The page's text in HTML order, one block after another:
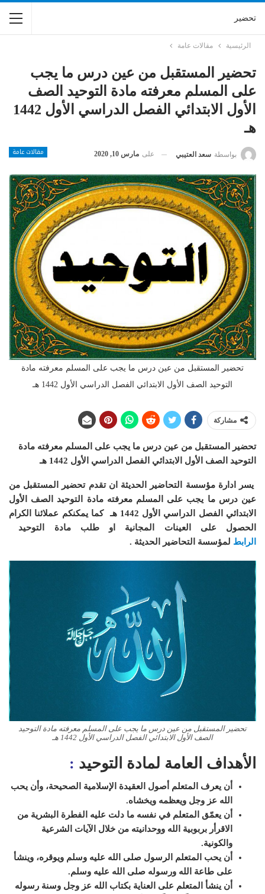
تحضير
الرئيسية مقالات عامة
تحضير المستقبل من عين درس ما يجب
على المسلم معرفته مادة التوحيد الصف
الأول الابتدائي الفصل الدراسي الأول 1442
هـ
مقالات عامة بواسطة سعد العتيبي على مارس 10, 2020
تحضير المستقبل من عين درس ما يجب على المسلم معرفته مادة
التوحيد الصف الأول الابتدائي الفصل الدراسي الأول 1442 هـ
مشاركة
تحضير المستقبل من عين درس ما يجب على المسلم معرفته مادة
التوحيد الصف الأول الابتدائي الفصل الدراسي الأول 1442 هـ
يسر ادارة مؤسسة التحاضير الحديثة ان تقدم تحضير المستقبل من
عين درس ما يجب على المسلم معرفته مادة التوحيد الصف الأول
الابتدائي الفصل الدراسي الأول 1442 هـ
كما يمكنكم عملائنا الكرام
الحصول على العينات المجانية او طلب مادة التوحيد
الرابط لمؤسسة التحاضير الحديثة .
تحضير المستقبل من عين درس ما يجب على المسلم معرفته مادة التوحيد
الصف الأول الابتدائي الفصل الدراسي الأول 1442 هـ
الأهداف العامة لمادة التوحيد :
أن يعرف المتعلم أصول العقيدة الإسلامية الصحيحة، وأن يحب
الله عز وجل ويعظمه ويخشاه.
أن يعمّق المتعلم في نفسه ما دلت عليه الفطرة البشرية من
الاقرأر بربوبية الله ووحدانيته من خلال الآيات الشرعية
والكونية.
أن يحب المتعلم الرسول صلى الله عليه وسلم ويوقره، وينشأ
على طاعة الله ورسوله صلى الله عليه وسلم.
أن ينشأ المتعلم على العناية بكتاب الله عز وجل وسنة رسوله